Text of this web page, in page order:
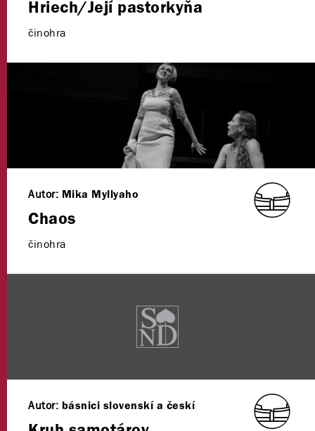
Hriech/Její pastorkyňa
činohra
Autor: Mika Myllyaho
Chaos
činohra
Autor: básnici slovenskí a českí